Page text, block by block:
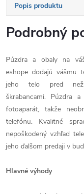
Popis produktu
Podrobný
Púzdra a obaly na
eshope dodajú vášmu
jeho telo pred
škrabancami. Púzdra
fotoaparát, takže
telefónu. Kvalitné
nepoškodený vzhľad
jeho ďalšom predaji v
Hlavné výhody